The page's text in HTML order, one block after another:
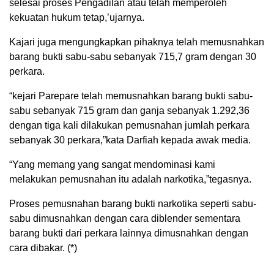
selesai proses Pengadilan atau telah memperoleh
kekuatan hukum tetap,’ujarnya.
Kajari juga mengungkapkan pihaknya telah memusnahkan
barang bukti sabu-sabu sebanyak 715,7 gram dengan 30
perkara.
“kejari Parepare telah memusnahkan barang bukti sabu-
sabu sebanyak 715 gram dan ganja sebanyak 1.292,36
dengan tiga kali dilakukan pemusnahan jumlah perkara
sebanyak 30 perkara,”kata Darfiah kepada awak media.
“Yang memang yang sangat mendominasi kami
melakukan pemusnahan itu adalah narkotika,”tegasnya.
Proses pemusnahan barang bukti narkotika seperti sabu-
sabu dimusnahkan dengan cara diblender sementara
barang bukti dari perkara lainnya dimusnahkan dengan
cara dibakar. (*)